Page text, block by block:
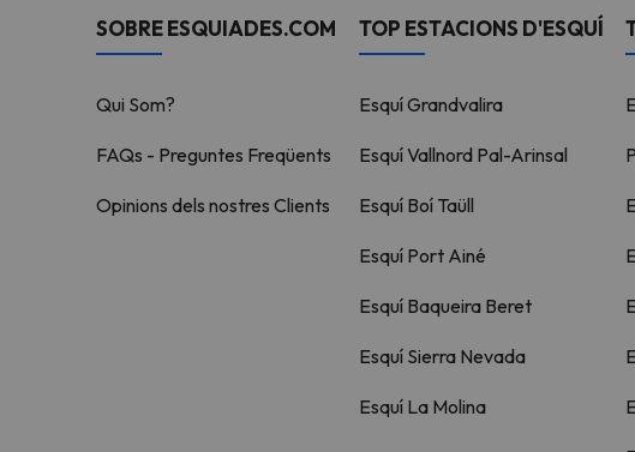
SOBRE ESQUIADES.COM
Qui Som?
FAQs - Preguntes Freqüents
Opinions dels nostres Clients
TOP ESTACIONS D'ESQUÍ
Esquí Grandvalira
Esquí Vallnord Pal-Arinsal
Esquí Boí Taüll
Esquí Port Ainé
Esquí Baqueira Beret
Esquí Sierra Nevada
Esquí La Molina